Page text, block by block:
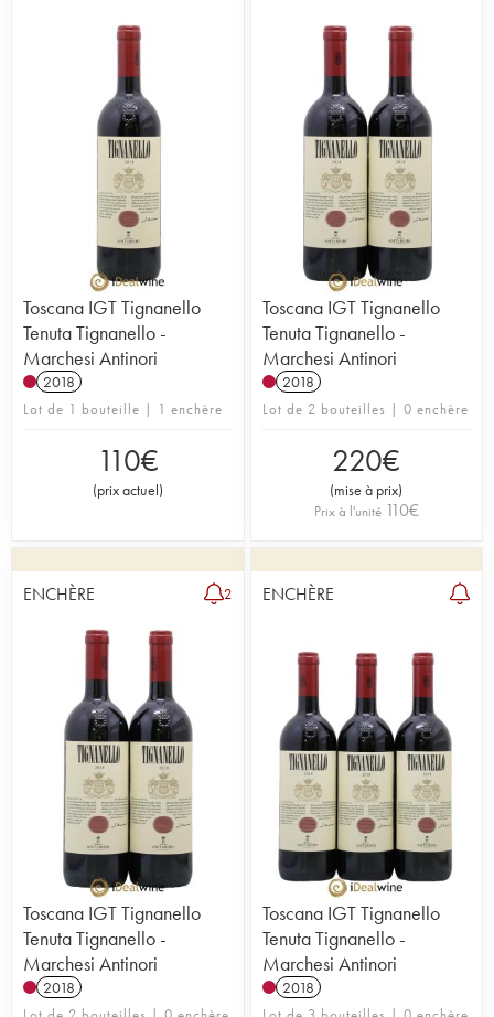
Toscana IGT Tignanello
Tenuta Tignanello -
Marchesi Antinori
2018
Lot de 1 bouteille | 1 enchère
110€
(prix actuel)
Toscana IGT Tignanello
Tenuta Tignanello -
Marchesi Antinori
2018
Lot de 2 bouteilles | 0 enchère
220€
(mise à prix)
Prix à l'unité 110€
ENCHÈRE 2
Toscana IGT Tignanello
Tenuta Tignanello -
Marchesi Antinori
2018
ENCHÈRE
Toscana IGT Tignanello
Tenuta Tignanello -
Marchesi Antinori
2018